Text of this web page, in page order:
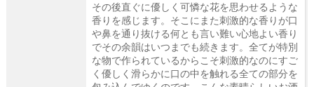
その後直ぐに優しく可憐な花を思わせるような
香りを感じます。そこにまた刺激的な香りが口
や鼻を通り抜ける何とも言い難い心地よい香り
でその余韻はいつまでも続きます。全てが特別
な物で作られているからこそ刺激的なのにすご
く優しく滑らかに口の中を触れる全ての部分を